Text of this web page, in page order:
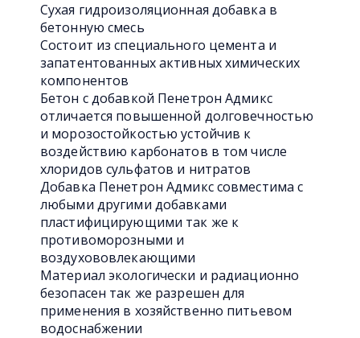
Сухая гидроизоляционная добавка в
бетонную смесь
Состоит из специального цемента и
запатентованных активных химических
компонентов
Бетон с добавкой Пенетрон Адмикс
отличается повышенной долговечностью
и морозостойкостью устойчив к
воздействию карбонатов в том числе
хлоридов сульфатов и нитратов
Добавка Пенетрон Адмикс совместима с
любыми другими добавками
пластифицирующими так же к
противоморозными и
воздухововлекающими
Материал экологически и радиационно
безопасен так же разрешен для
применения в хозяйственно питьевом
водоснабжении